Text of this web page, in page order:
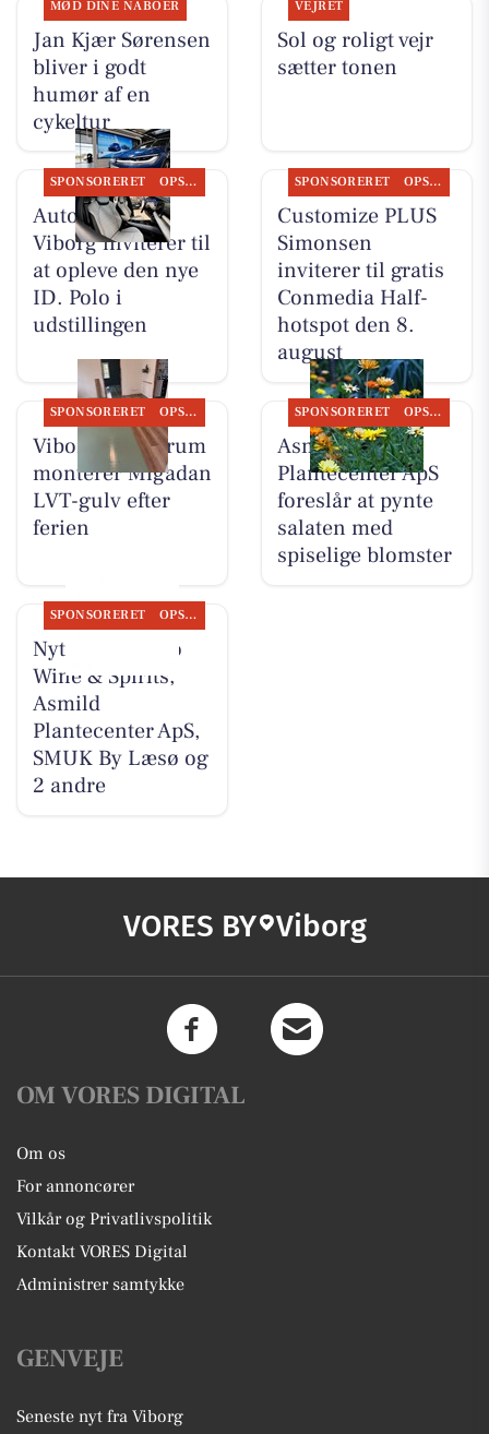
MØD DINE NABOER
Jan Kjær Sørensen
bliver i godt
humør af en
cykeltur
VEJRET
Sol og roligt vejr
sætter tonen
SPONSORERET OPSLAGSTAVLEN
Autocentralen
Viborg inviterer til
at opleve den nye
ID. Polo i
udstillingen
SPONSORERET OPSLAGSTAVLEN
Customize PLUS
Simonsen
inviterer til gratis
Conmedia Half-
hotspot den 8.
august
SPONSORERET OPSLAGSTAVLEN
Viborg Gulvforum
monterer Migadan
LVT-gulv efter
ferien
SPONSORERET OPSLAGSTAVLEN
Asmild
Plantecenter ApS
foreslår at pynte
salaten med
spiselige blomster
SPONSORERET OPSLAGSTAVLEN
Nyt fra Lahvino
Wine & Spirits,
Asmild
Plantecenter ApS,
SMUK By Læsø og
2 andre
VORES BY Viborg
OM VORES DIGITAL
Om os
For annoncører
Vilkår og Privatlivspolitik
Kontakt VORES Digital
Administrer samtykke
GENVEJE
Seneste nyt fra Viborg